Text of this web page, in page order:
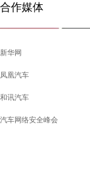
合作媒体
新华网
凤凰汽车
和讯汽车
汽车网络安全峰会